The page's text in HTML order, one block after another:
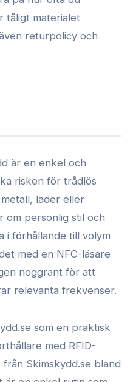
tåligt materialet
returpolicy och
är en enkel och
risken för trådlös
läder eller
om personlig stil och
i förhållande till volym
med en NFC-läsare
noggrant för att
relevanta frekvenser.
som en praktisk
med RFID-
Skimskydd.se bland